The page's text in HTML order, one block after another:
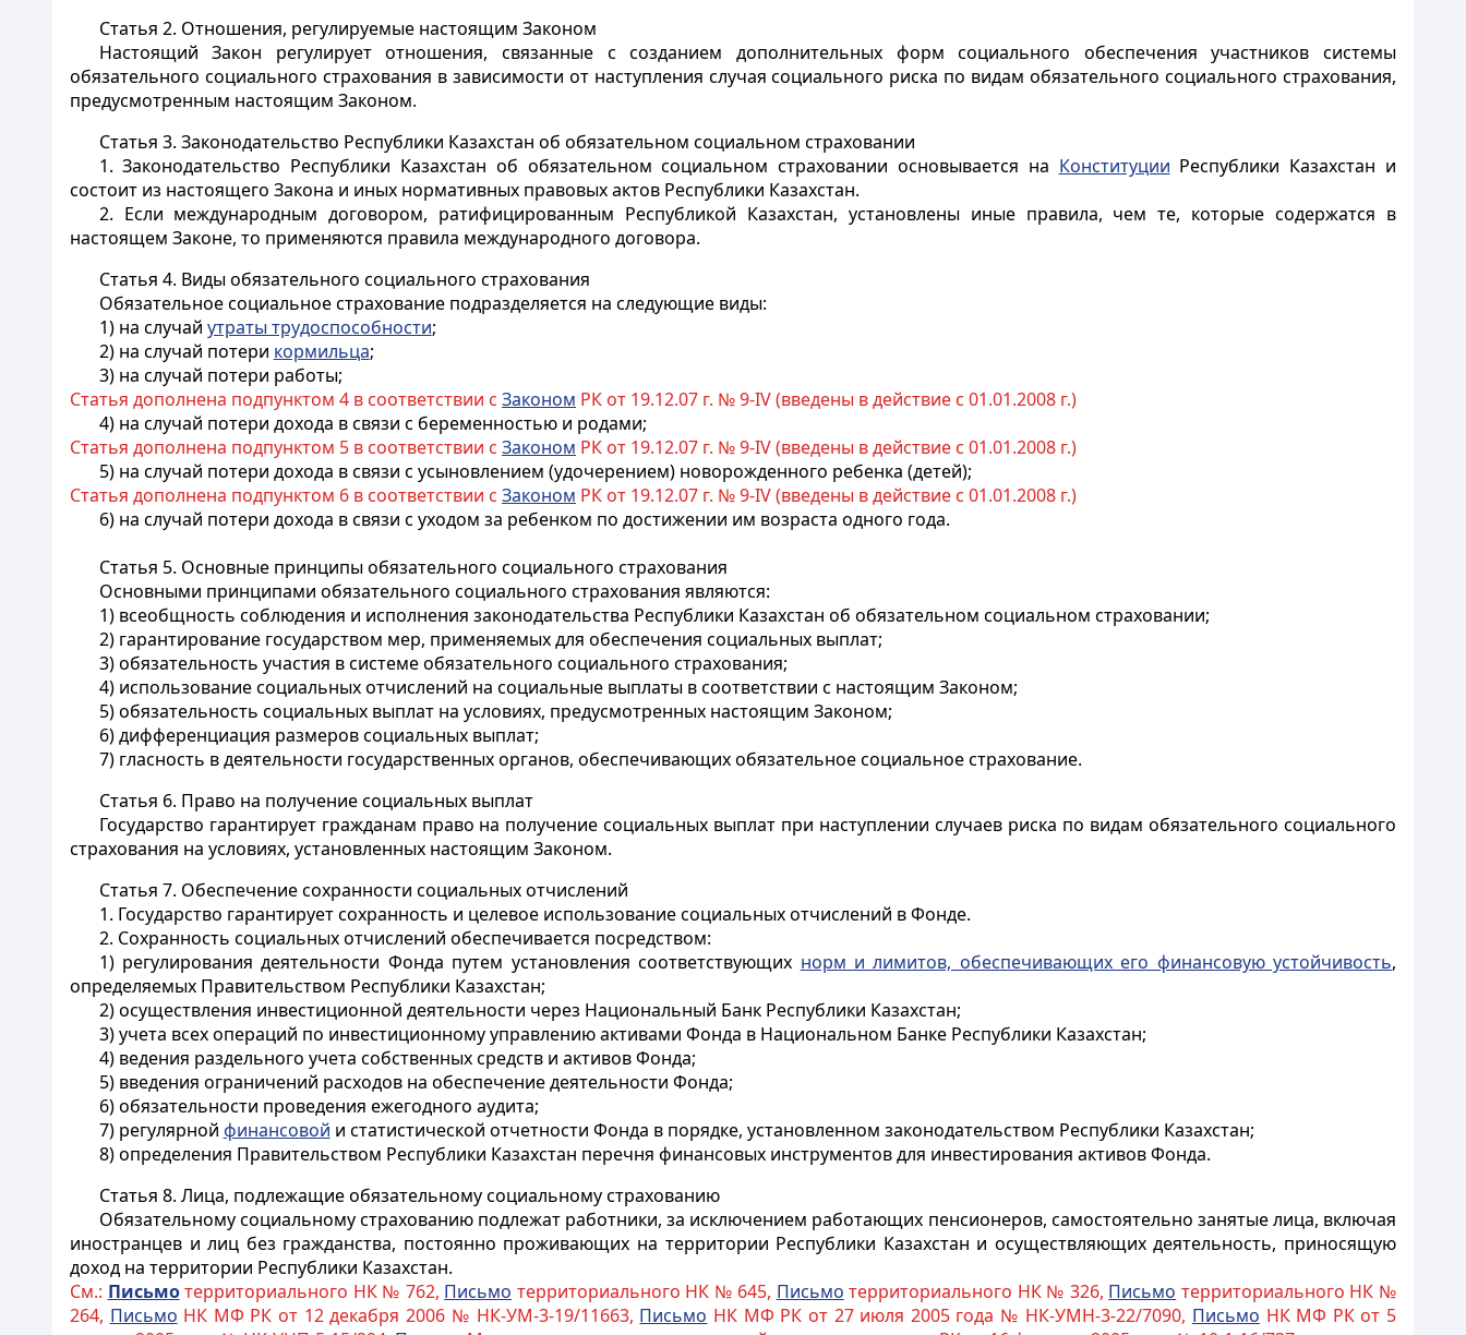
Статья 2. Отношения, регулируемые настоящим Законом
Настоящий Закон регулирует отношения, связанные с созданием дополнительных форм социального обеспечения участников системы
обязательного социального страхования в зависимости от наступления случая социального риска по видам обязательного социального страхования,
предусмотренным настоящим Законом.
Статья 3. Законодательство Республики Казахстан об обязательном социальном страховании
1. Законодательство Республики Казахстан об обязательном социальном страховании основывается на Конституции Республики Казахстан и
состоит из настоящего Закона и иных нормативных правовых актов Республики Казахстан.
2. Если международным договором, ратифицированным Республикой Казахстан, установлены иные правила, чем те, которые содержатся в
настоящем Законе, то применяются правила международного договора.
Статья 4. Виды обязательного социального страхования
Обязательное социальное страхование подразделяется на следующие виды:
1) на случай утраты трудоспособности;
2) на случай потери кормильца;
3) на случай потери работы;
Статья дополнена подпунктом 4 в соответствии с Законом РК от 19.12.07 г. № 9-IV (введены в действие с 01.01.2008 г.)
4) на случай потери дохода в связи с беременностью и родами;
Статья дополнена подпунктом 5 в соответствии с Законом РК от 19.12.07 г. № 9-IV (введены в действие с 01.01.2008 г.)
5) на случай потери дохода в связи с усыновлением (удочерением) новорожденного ребенка (детей);
Статья дополнена подпунктом 6 в соответствии с Законом РК от 19.12.07 г. № 9-IV (введены в действие с 01.01.2008 г.)
6) на случай потери дохода в связи с уходом за ребенком по достижении им возраста одного года.
Статья 5. Основные принципы обязательного социального страхования
Основными принципами обязательного социального страхования являются:
1) всеобщность соблюдения и исполнения законодательства Республики Казахстан об обязательном социальном страховании;
2) гарантирование государством мер, применяемых для обеспечения социальных выплат;
3) обязательность участия в системе обязательного социального страхования;
4) использование социальных отчислений на социальные выплаты в соответствии с настоящим Законом;
5) обязательность социальных выплат на условиях, предусмотренных настоящим Законом;
6) дифференциация размеров социальных выплат;
7) гласность в деятельности государственных органов, обеспечивающих обязательное социальное страхование.
Статья 6. Право на получение социальных выплат
Государство гарантирует гражданам право на получение социальных выплат при наступлении случаев риска по видам обязательного социального
страхования на условиях, установленных настоящим Законом.
Статья 7. Обеспечение сохранности социальных отчислений
1. Государство гарантирует сохранность и целевое использование социальных отчислений в Фонде.
2. Сохранность социальных отчислений обеспечивается посредством:
1) регулирования деятельности Фонда путем установления соответствующих норм и лимитов, обеспечивающих его финансовую устойчивость,
определяемых Правительством Республики Казахстан;
2) осуществления инвестиционной деятельности через Национальный Банк Республики Казахстан;
3) учета всех операций по инвестиционному управлению активами Фонда в Национальном Банке Республики Казахстан;
4) ведения раздельного учета собственных средств и активов Фонда;
5) введения ограничений расходов на обеспечение деятельности Фонда;
6) обязательности проведения ежегодного аудита;
7) регулярной финансовой и статистической отчетности Фонда в порядке, установленном законодательством Республики Казахстан;
8) определения Правительством Республики Казахстан перечня финансовых инструментов для инвестирования активов Фонда.
Статья 8. Лица, подлежащие обязательному социальному страхованию
Обязательному социальному страхованию подлежат работники, за исключением работающих пенсионеров, самостоятельно занятые лица, включая
иностранцев и лиц без гражданства, постоянно проживающих на территории Республики Казахстан и осуществляющих деятельность, приносящую
доход на территории Республики Казахстан.
См.: Письмотерриториального НК № 762, Письмо территориального НК № 645, Письмо территориального НК № 326, Письмо территориального НК №
264, Письмо НК МФ РК от 12 декабря 2006 № НК-УМ-3-19/11663, Письмо НК МФ РК от 27 июля 2005 года № НК-УМН-3-22/7090, Письмо НК МФ РК от 5